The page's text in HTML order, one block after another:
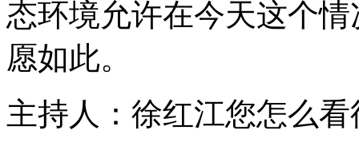
态环境允许在今天这个
愿如此。
主持人：徐红江您怎么